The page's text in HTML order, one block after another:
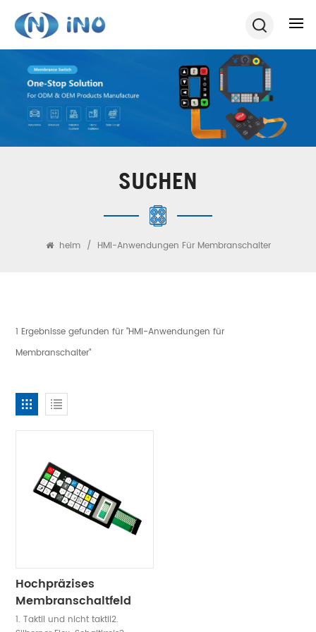
SUCHEN
heim / HMI-Anwendungen Für Membranschalter
1 Ergebnisse gefunden für "HMI-Anwendungen für
Membranschalter"
Hochpräzises
Membranschaltfeld
1. Taktil und nicht taktil2.